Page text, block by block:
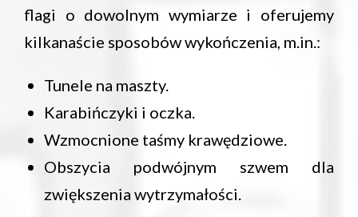
flagi o dowolnym wymiarze i oferujemy
kilkanaście sposobów wykończenia, m.in.:
Tunele na maszty.
Karabińczyki i oczka.
Wzmocnione taśmy krawędziowe.
Obszycia podwójnym szwem dla
zwiększenia wytrzymałości.